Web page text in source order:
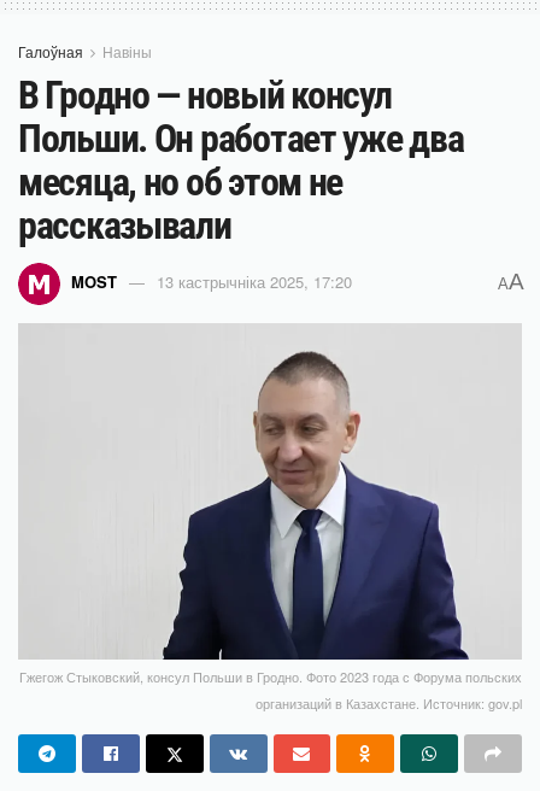
Галоўная Навіны
В Гродно — новый консул
Польши. Он работает уже два
месяца, но об этом не
рассказывали
MOST 13 кастрычніка 2025, 17:20 AA
Гжегож Стыковский, консул Польши в Гродно. Фото 2023 года с Форума польских
организаций в Казахстане. Источник: gov.pl